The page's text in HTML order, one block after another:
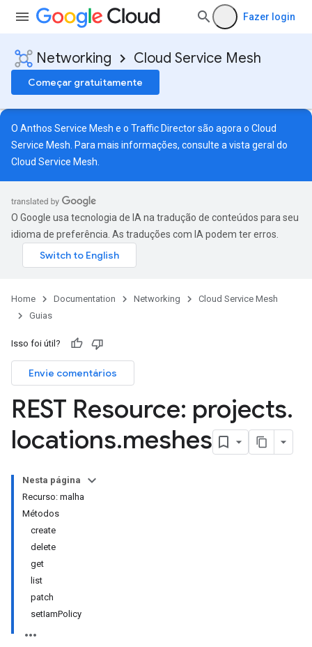
Fazer login
Networking Cloud Service Mesh
Começar gratuitamente
O Anthos Service Mesh e o Traffic Director são agora o Cloud
Service Mesh. Para mais informações, consulte a vista geral do
Cloud Service Mesh
O Google usa tecnologia de IA na tradução de conteúdos para seu
idioma de preferência. As traduções com IA podem ter erros.
Home Documentation Networking
Cloud Service Mesh
Guias
Isso foi útil?
Envie comentários
REST Resource: projects.
locations.meshes
Nesta página
Recurso: malha
Métodos
create
delete
get
list
patch
setIamPolicy